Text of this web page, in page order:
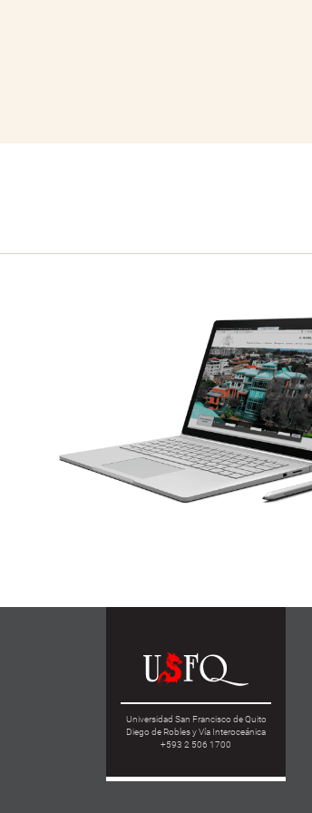
Universidad San Francisco de Quito
Diego de Robles y Vía Interoceánica
+593 2 506 1700